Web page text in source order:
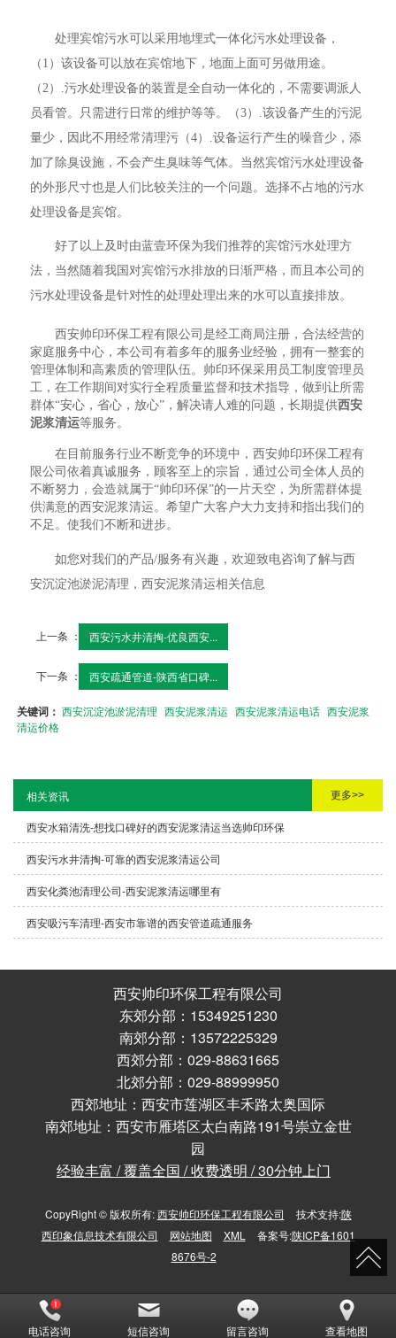
处理宾馆污水可以采用地埋式一体化污水处理设备，
（1）该设备可以放在宾馆地下，地面上面可另做用途。
（2）.污水处理设备的装置是全自动一体化的，不需要调派人
员看管。只需进行日常的维护等等。（3）.该设备产生的污泥
量少，因此不用经常清理污（4）.设备运行产生的噪音少，添
加了除臭设施，不会产生臭味等气体。当然宾馆污水处理设备
的外形尺寸也是人们比较关注的一个问题。选择不占地的污水
处理设备是宾馆。
好了以上及时由蓝壹环保为我们推荐的宾馆污水处理方
法，当然随着我国对宾馆污水排放的日渐严格，而且本公司的
污水处理设备是针对性的处理处理出来的水可以直接排放。
西安帅印环保工程有限公司是经工商局注册，合法经营的
家庭服务中心，本公司有着多年的服务业经验，拥有一整套的
管理体制和高素质的管理队伍。帅印环保采用员工制度管理员
工，在工作期间对实行全程质量监督和技术指导，做到让所需
群体“安心，省心，放心”，解决请人难的问题，长期提供西安
泥浆清运等服务。
在目前服务行业不断竞争的环境中，西安帅印环保工程有
限公司依着真诚服务，顾客至上的宗旨，通过公司全体人员的
不断努力，会造就属于“帅印环保”的一片天空，为所需群体提
供满意的西安泥浆清运。希望广大客户大力支持和指出我们的
不足。使我们不断和进步。
如您对我们的产品/服务有兴趣，欢迎致电咨询了解与西
安沉淀池淤泥清理，西安泥浆清运相关信息
上一条 ： 西安污水井清掏-优良西安...
下一条 ： 西安疏通管道-陕西省口碑...
关键词：西安沉淀池淤泥清理 西安泥浆清运 西安泥浆清运电话 西安泥浆
清运价格
相关资讯 更多>>
西安水箱清洗-想找口碑好的西安泥浆清运当选帅印环保
西安污水井清掏-可靠的西安泥浆清运公司
西安化粪池清理公司-西安泥浆清运哪里有
西安吸污车清理-西安市靠谱的西安管道疏通服务
西安帅印环保工程有限公司
东郊分部：15349251230
南郊分部：13572225329
西郊分部：029-88631665
北郊分部：029-88999950
西郊地址：西安市莲湖区丰禾路太奥国际
南郊地址：西安市雁塔区太白南路191号崇立金世
园
经验丰富 / 覆盖全国 / 收费透明 / 30分钟上门
CopyRight © 版权所有:西安帅印环保工程有限公司 技术支持:陕
西印象信息技术有限公司
网站地图 XML 备案号:陕ICP备1601
8676号-2
电话咨询 短信咨询 留言咨询 查看地图